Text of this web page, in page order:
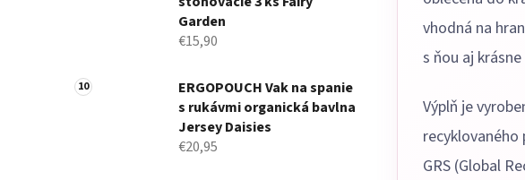
Garden
€15,90
ERGOPOUCH Vak na spanie
s rukávmi organická bavlna
Jersey Daisies
€20,95
vhodná na
s ňou aj
Výplň je
GRS (Global